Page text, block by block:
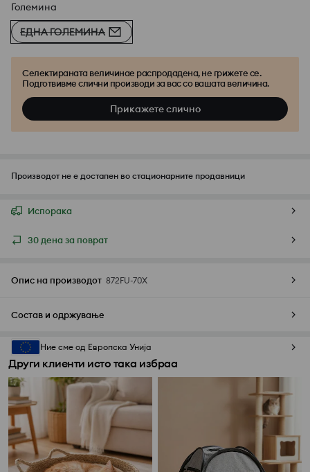
Големина
ЕДНА ГОЛЕМИНА
Селектираната величинае распродадена, не грижете се.
Подготвивме слични производи за вас со вашата величина.
Прикажете слично
Производот не е достапен во стационарните продавници
Испорака
30 дена за поврат
Опис на производот 872FU-70X
Состав и одржување
Ние сме од Европска Унија
Други клиенти исто така избраа